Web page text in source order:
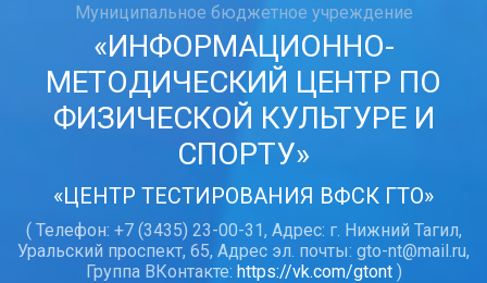
Муниципальное бюджетное учреждение
«ИНФОРМАЦИОННО-
МЕТОДИЧЕСКИЙ ЦЕНТР ПО
ФИЗИЧЕСКОЙ КУЛЬТУРЕ И
СПОРТУ»
«ЦЕНТР ТЕСТИРОВАНИЯ ВФСК ГТО»
( Телефон: +7 (3435) 23-00-31, Адрес: г. Нижний Тагил,
Уральский проспект, 65, Адрес эл. почты: gto-nt@mail.ru,
Группа ВКонтакте: https://vk.com/gtont)